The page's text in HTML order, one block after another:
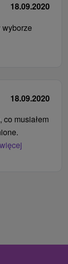
18.09.2020
wyborze
18.09.2020
musiałem